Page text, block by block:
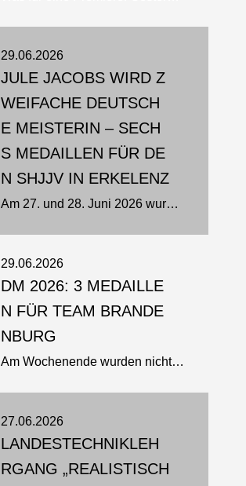
29.06.2026
JULE JACOBS WIRD Z
WEIFACHE DEUTSCH
E MEISTERIN – SECH
S MEDAILLEN FÜR DE
N SHJJV IN ERKELENZ
Am 27. und 28. Juni 2026 wurden in der Karl-Fischer-Sporthalle in Erkelenz die Deutschen Meisterschaften der U21 und Erwachsenen ausgetragen. In den Disziplinen Fighting, Duo, Show, Brazilian Jiu-Jitsu (BJJ) und Para Jiu-Jitsu...
29.06.2026
DM 2026: 3 MEDAILLE
N FÜR TEAM BRANDE
NBURG
Am Wochenende wurden nicht nur Hitzerekorde gebrochen: bei den Deutschen Meisterschaften in Erkelenz ging es auch um Titel und Medaillen. Und unser Team Brandenburg brachte gleich drei Titel nach Hause Neuer Deutscher Meister...
27.06.2026
LANDESTECHNIKLEH
RGANG „REALISTISCH